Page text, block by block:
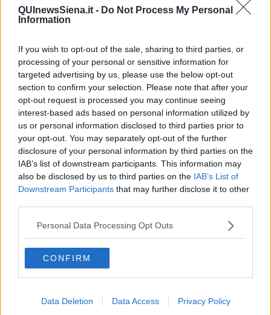
QUInewsSiena.it - Do Not Process My Personal
Information
If you wish to opt-out of the sale, sharing to third parties, or
processing of your personal or sensitive information for
targeted advertising by us, please use the below opt-out
section to confirm your selection. Please note that after your
opt-out request is processed you may continue seeing
interest-based ads based on personal information utilized by
us or personal information disclosed to third parties prior to
your opt-out. You may separately opt-out of the further
disclosure of your personal information by third parties on the
IAB’s list of downstream participants. This information may
also be disclosed by us to third parties on the IAB’s List of
Downstream Participants that may further disclose it to other
Personal Data Processing Opt Outs
CONFIRM
Data Deletion Data Access Privacy Policy
​Ricorrenze e celebrazioni
Marte
​I soliti noti
Arie
​Vaccine Easing
No profit
Dragonheart
Con-ter?
​Con-te
Coincidenze e crisi
L'amico
​L’anno del vaccino
Giulio Regeni
​Il rosario
Paolo Rossi
​Ancora Covid
​Biden!
In memoria
​Ancora Francesco
Francesco